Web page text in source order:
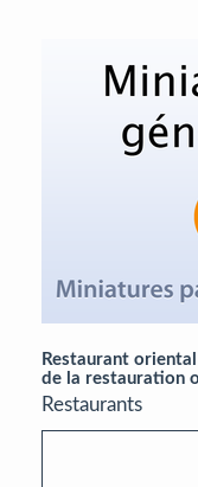
Restaurant
de la restauration
Restaurants